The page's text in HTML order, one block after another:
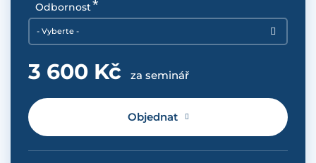
Odbornost
- Vyberte -
3 600 Kč za seminář
Objednat